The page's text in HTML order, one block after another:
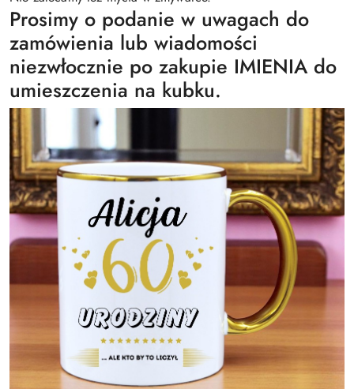
Prosimy o podanie w uwagach do
zamówienia lub wiadomości
niezwłocznie po zakupie IMIENIA do
umieszczenia na kubku.